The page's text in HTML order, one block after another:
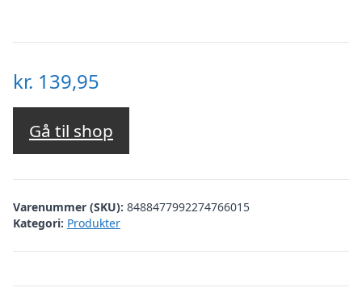
kr. 139,95
Gå til shop
Varenummer (SKU): 8488477992274766015
Kategori: Produkter